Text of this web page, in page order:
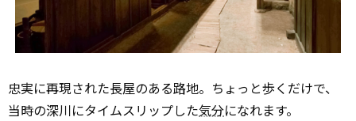
忠実に再現された長屋のある路地。ちょっと歩くだけで、
当時の深川にタイムスリップした気分になれます。